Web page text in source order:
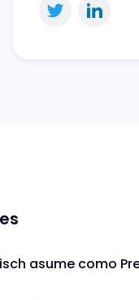
asume como